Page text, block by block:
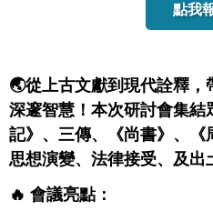
點我
🌏從上古文獻到現代詮釋
深邃智慧！本次研討會集結
記》、三傳、《尚書》、《
思想演變、法律接受、及出
🔥 會議亮點：